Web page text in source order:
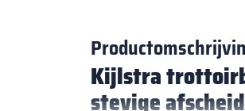
Kijlstra
stevige